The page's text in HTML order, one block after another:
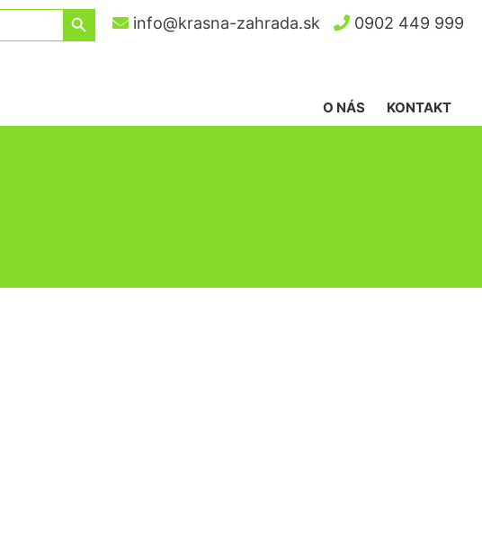
Search Button
info@krasna-zahrada.sk 0902 449 999
KONTAKT
O NÁS